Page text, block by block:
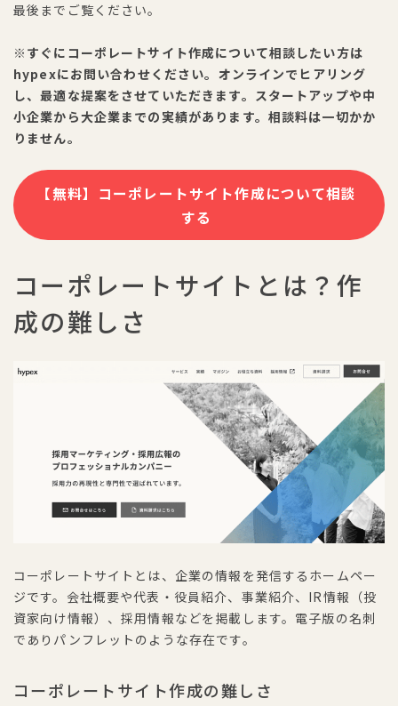
最後までご覧ください。
※すぐにコーポレートサイト作成について相談したい方は
hypexにお問い合わせください。オンラインでヒアリング
し、最適な提案をさせていただきます。スタートアップや中
小企業から大企業までの実績があります。相談料は一切かか
りません。
【無料】コーポレートサイト作成について相談
する
コーポレートサイトとは？作
成の難しさ
コーポレートサイトとは、企業の情報を発信するホームペー
ジです。会社概要や代表・役員紹介、事業紹介、IR情報（投
資家向け情報）、採用情報などを掲載します。電子版の名刺
でありパンフレットのような存在です。
コーポレートサイト作成の難しさ